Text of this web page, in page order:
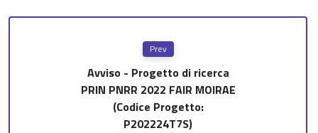
Prev
Avviso - Progetto di ricerca
PRIN PNRR 2022 FAIR MOIRAE
(Codice Progetto:
P202224T7S)